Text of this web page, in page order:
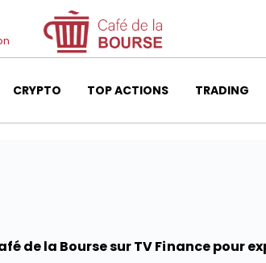
CRYPTO TOP ACTIONS TRADING
de la Bourse sur TV Finance pour